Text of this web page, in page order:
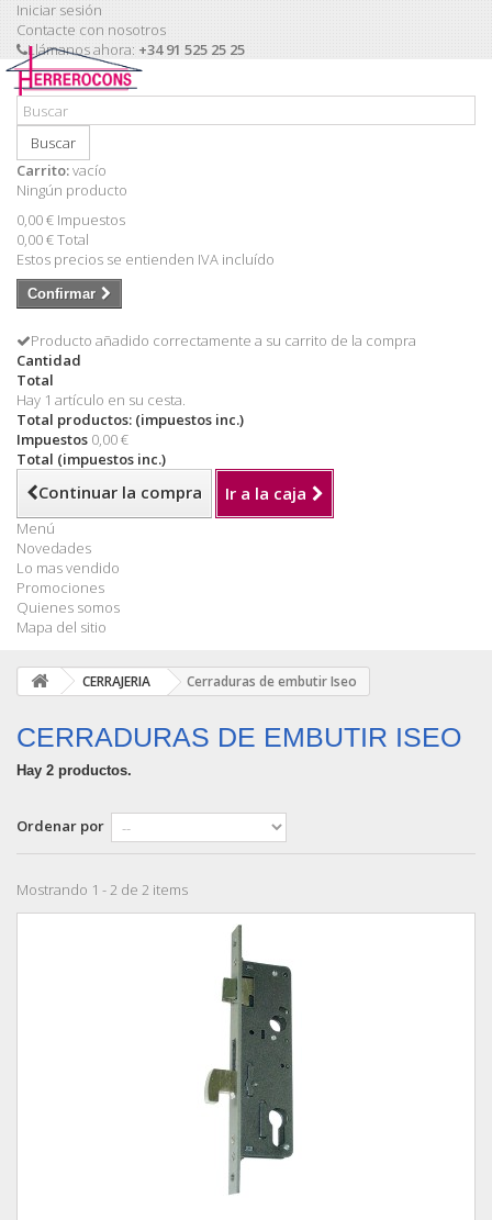
Iniciar sesión
Contacte con nosotros
Llámanos ahora: +34 91 525 25 25
Buscar
Carrito:vacío
Ningún producto
0,00 € Impuestos
0,00 €Total
Estos precios se entienden IVA incluído
Confirmar
Producto añadido correctamente a su carrito de la compra
Cantidad
Total
Hay 1 artículo en su cesta.
Total productos: (impuestos inc.)
Impuestos 0,00 €
Total (impuestos inc.)
Continuar la compra Ir a la caja
Menú
Novedades
Lo mas vendido
Promociones
Quienes somos
Mapa del sitio
CERRAJERIA Cerraduras de embutir Iseo
CERRADURAS DE EMBUTIR ISEO
Hay 2 productos.
Ordenar por
Mostrando 1 - 2 de 2 items